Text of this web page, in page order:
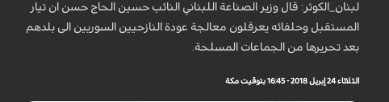
لبنان_الكوثر: قال وزير الصناعة اللبناني النائب حسين الحاج حسن ان تيار
المستقبل وحلفائه يعرقلون معالجة عودة النازحيين السوريين الى بلدهم
بعد تحريرها من الجماعات المسلحة.
الثلاثاء 24 إبريل 2018 - 16:45 بتوقيت مكة